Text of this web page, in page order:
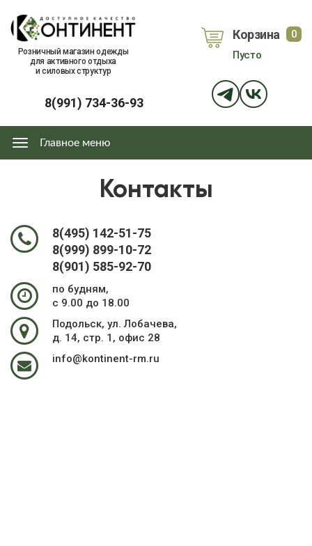
основному
содержанию
Розничный магазин одежды
для активного отдыха
и силовых структур
8(991) 734-36-93
Корзина
0
Пусто
Главное
меню
Главное меню
Контакты
8(495) 142-51-75
8(999) 899-10-72
8(901) 585-92-70
по будням,
с 9.00 до 18.00
Подольск, ул. Лобачева,
д. 14, стр. 1, офис 28
info@kontinent-rm.ru